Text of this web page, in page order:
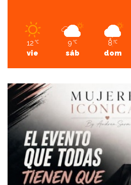
12 ℃
vie
9 ℃
sáb
8 ℃
dom